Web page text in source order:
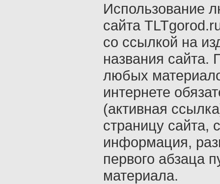
Использование
сайта
со ссылкой на
названия сайта.
любых
интернете
(активная
страницу сайта,
информация,
первого абзаца
материала.